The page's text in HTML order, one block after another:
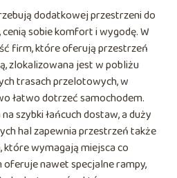
dodatkowej przestrzeni do
sobie komfort i wygodę. W
firm, które oferują przestrzeń
zlokalizowana jest w pobliżu
trasach przelotowych, w
łatwo dotrzeć samochodem.
szybki łańcuch dostaw, a duży
hal zapewnia przestrzeń także
wymagają miejsca co
nawet specjalne rampy,